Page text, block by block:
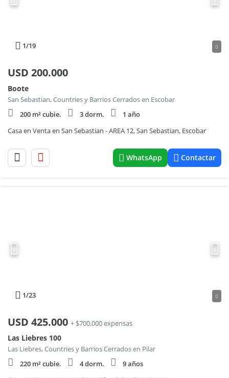
1/19 0
USD 200.000
Boote
San Sebastian, Countries y Barrios Cerrados en Escobar
200 m² cubie.
3 dorm.
1 año
Casa en Venta en San Sebastian - AREA 12, San Sebastian, Escobar
WhatsApp Contactar
1/23 0
USD 425.000 + $700.000 expensas
Las Liebres 100
Las Liebres, Countries y Barrios Cerrados en Pilar
220 m² cubie.
4 dorm.
9 años